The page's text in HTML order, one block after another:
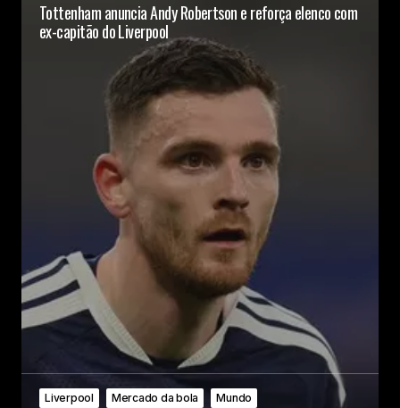
Tottenham anuncia Andy Robertson e reforça elenco com
ex-capitão do Liverpool
Liverpool Mercado da bola Mundo